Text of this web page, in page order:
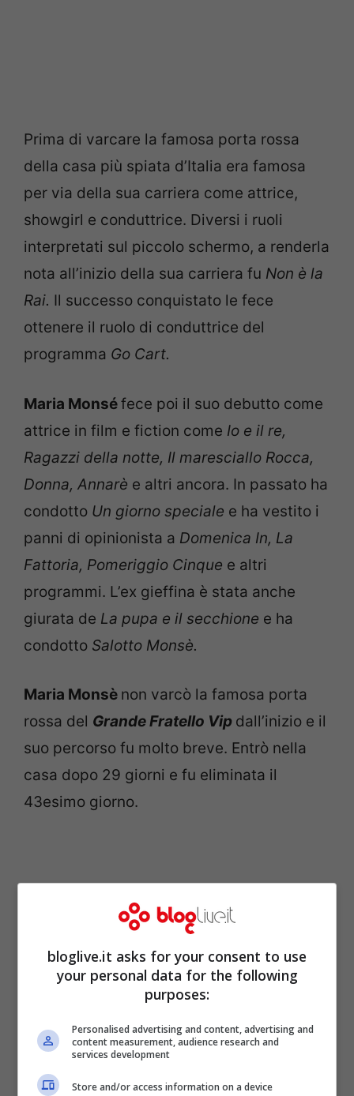
Prima di varcare la famosa porta rossa
della casa più spiata d’Italia era famosa
per via della sua carriera come attrice,
showgirl e conduttrice. Diversi i ruoli
interpretati sul piccolo schermo, a renderla
nota all’inizio della sua carriera fu Non è la
Rai. Il successo conquistato le fece
ottenere il ruolo di conduttrice del
programma Go Cart.
Maria Monséfece poi il suo debutto come
attrice in film e fiction come Io e il re,
Ragazzi della notte, Il maresciallo Rocca,
Donna, Annarè e altri ancora. In passato ha
condotto Un giorno speciale e ha vestito i
panni di opinionista a Domenica In, La
Fattoria, Pomeriggio Cinque e altri
programmi. L’ex gieffina è stata anche
giurata de La pupa e il secchione e ha
condotto Salotto Monsè.
Maria Monsè non varcò la famosa porta
rossa del Grande Fratello Vip dall’inizio e il
suo percorso fu molto breve. Entrò nella
casa dopo 29 giorni e fu eliminata il
43esimo giorno.
Ecco cosa ha fatto dopo il
bloglive.it asks for your consent to use
your personal data for the following
purposes:
Personalised advertising and content, advertising and
content measurement, audience research and
services development
Store and/or access information on a device